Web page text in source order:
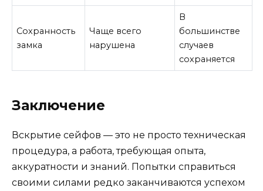
Сохранность
замка
Чаще всего
нарушена
В
большинстве
случаев
сохраняется
Заключение
Вскрытие сейфов — это не просто техническая
процедура, а работа, требующая опыта,
аккуратности и знаний. Попытки справиться
своими силами редко заканчиваются успехом